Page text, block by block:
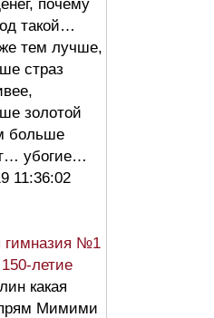
почему
такой…
тем лучше,
страз
золотой
больше
убогие…
11:36:02
гимназия №1
летие
какая
Мимими